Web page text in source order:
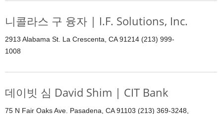
니콜라스 구 융자 | I.F. Solutions, Inc.
2913 Alabama St. La Crescenta, CA 91214 (213) 999-
1008
데이빗 심 David Shim | CIT Bank
75 N Fair Oaks Ave. Pasadena, CA 91103 (213) 369-3248,